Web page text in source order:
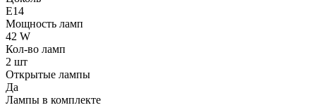
E14
Мощность ламп
42 W
Кол-во ламп
2 шт
Открытые лампы
Да
Лампы в комплекте